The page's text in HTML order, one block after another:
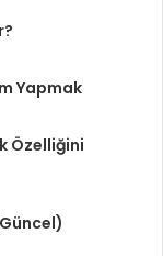
Yapmak
Özelliğini